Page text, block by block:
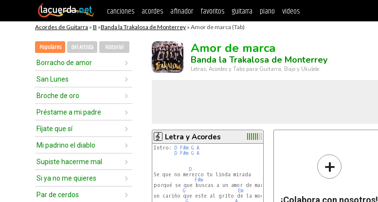
canciones acordes afinador favoritos guitarra piano videos
Acordes de Guitarra » B »Banda la Trakalosa de Monterrey » Amor de marca (Tab)
Populares del Artista Historial
Borracho de amor
San Lunes
Broche de oro
Préstame a mi padre
Fíjate que sí
Mi padrino el diablo
Supiste hacerme mal
Si ya no me quieres
Par de cerdos
Amor de marca
Banda la Trakalosa de Monterrey
Letras, Acordes y Tabs para Guitarra, Bajo y Ukulele
Letra y Acordes
Intro: D F#m G A
D F#m G A
D
Se que no merezco tu linda mirada
F#m
porqué se que buscas a un amor de marca
G
Em
un cariño que este al grito de la moda
+
¡Colabora con nosotros!